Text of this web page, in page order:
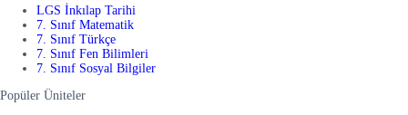
LGS İnkılap Tarihi
7. Sınıf Matematik
7. Sınıf Türkçe
7. Sınıf Fen Bilimleri
7. Sınıf Sosyal Bilgiler
Popüler Üniteler